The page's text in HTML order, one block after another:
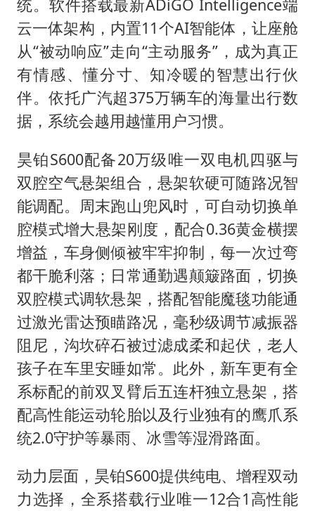
统。软件搭载最新ADiGO Intelligence端
云一体架构，内置11个AI智能体，让座舱
从“被动响应”走向“主动服务”，成为真正
有情感、懂分寸、知冷暖的智慧出行伙
伴。依托广汽超375万辆车的海量出行数
据，系统会越用越懂用户习惯。
昊铂S600配备20万级唯一双电机四驱与
双腔空气悬架组合，悬架软硬可随路况智
能调配。周末跑山兜风时，可自动切换单
腔模式增大悬架刚度，配合0.36黄金横摆
增益，车身侧倾被牢牢抑制，每一次过弯
都干脆利落；日常通勤遇颠簸路面，切换
双腔模式调软悬架，搭配智能魔毯功能通
过激光雷达预瞄路况，毫秒级调节减振器
阻尼，沟坎碎石被过滤成柔和起伏，老人
孩子在车里安睡如常。此外，新车更有全
系标配的前双叉臂后五连杆独立悬架，搭
配高性能运动轮胎以及行业独有的鹰爪系
统2.0守护等暴雨、冰雪等湿滑路面。
动力层面，昊铂S600提供纯电、增程双动
力选择，全系搭载行业唯一12合1高性能